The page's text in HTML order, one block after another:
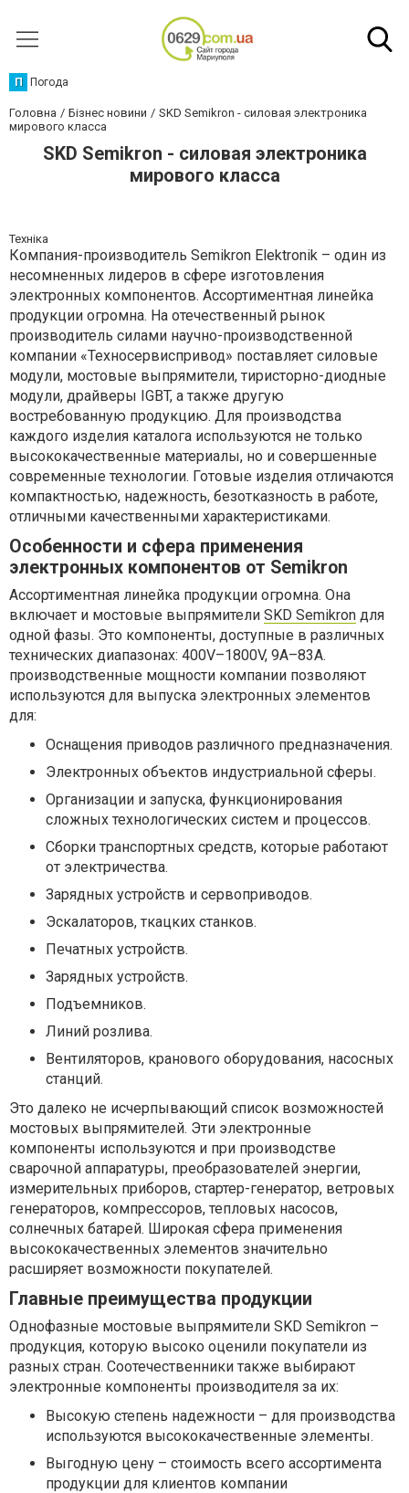
П Погода
Головна Бізнес новини
SKD Semikron - силовая электроника
мирового класса
SKD Semikron - силовая электроника
мирового класса
Техніка
Компания-производитель Semikron Elektronik – один из
несомненных лидеров в сфере изготовления
электронных компонентов. Ассортиментная линейка
продукции огромна. На отечественный рынок
производитель силами научно-производственной
компании «Техносервиспривод» поставляет силовые
модули, мостовые выпрямители, тиристорно-диодные
модули, драйверы IGBT, а также другую
востребованную продукцию. Для производства
каждого изделия каталога используются не только
высококачественные материалы, но и совершенные
современные технологии. Готовые изделия отличаются
компактностью, надежность, безотказность в работе,
отличными качественными характеристиками.
Особенности и сфера применения
электронных компонентов от Semikron
Ассортиментная линейка продукции огромна. Она
включает и мостовые выпрямители SKD Semikron для
одной фазы. Это компоненты, доступные в различных
технических диапазонах: 400V–1800V, 9А–83А.
производственные мощности компании позволяют
используются для выпуска электронных элементов
для:
Оснащения приводов различного предназначения.
Электронных объектов индустриальной сферы.
Организации и запуска, функционирования
сложных технологических систем и процессов.
Сборки транспортных средств, которые работают
от электричества.
Зарядных устройств и сервоприводов.
Эскалаторов, ткацких станков.
Печатных устройств.
Зарядных устройств.
Подъемников.
Линий розлива.
Вентиляторов, кранового оборудования, насосных
станций.
Это далеко не исчерпывающий список возможностей
мостовых выпрямителей. Эти электронные
компоненты используются и при производстве
сварочной аппаратуры, преобразователей энергии,
измерительных приборов, стартер-генератор, ветровых
генераторов, компрессоров, тепловых насосов,
солнечных батарей. Широкая сфера применения
высококачественных элементов значительно
расширяет возможности покупателей.
Главные преимущества продукции
Однофазные мостовые выпрямители SKD Semikron –
продукция, которую высоко оценили покупатели из
разных стран. Соотечественники также выбирают
электронные компоненты производителя за их:
Высокую степень надежности – для производства
используются высококачественные элементы.
Выгодную цену – стоимость всего ассортимента
продукции для клиентов компании